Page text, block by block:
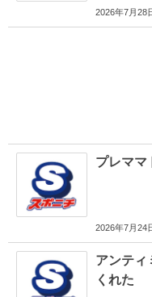
2026年7月28
プレマ
2026年7月24
アンテ
くれた